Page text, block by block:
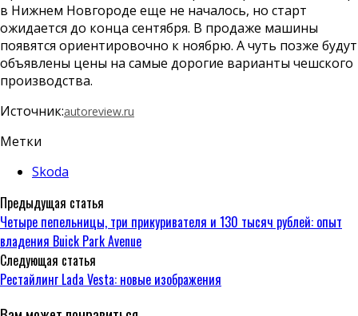
в Нижнем Новгороде еще не началось, но старт
ожидается до конца сентября. В продаже машины
появятся ориентировочно к ноябрю. А чуть позже будут
объявлены цены на самые дорогие варианты чешского
производства.
Источник:autoreview.ru
Метки
Skoda
Предыдущая статья
Четыре пепельницы, три прикуривателя и 130 тысяч рублей: опыт
владения Buick Park Avenue
Следующая статья
Рестайлинг Lada Vesta: новые изображения